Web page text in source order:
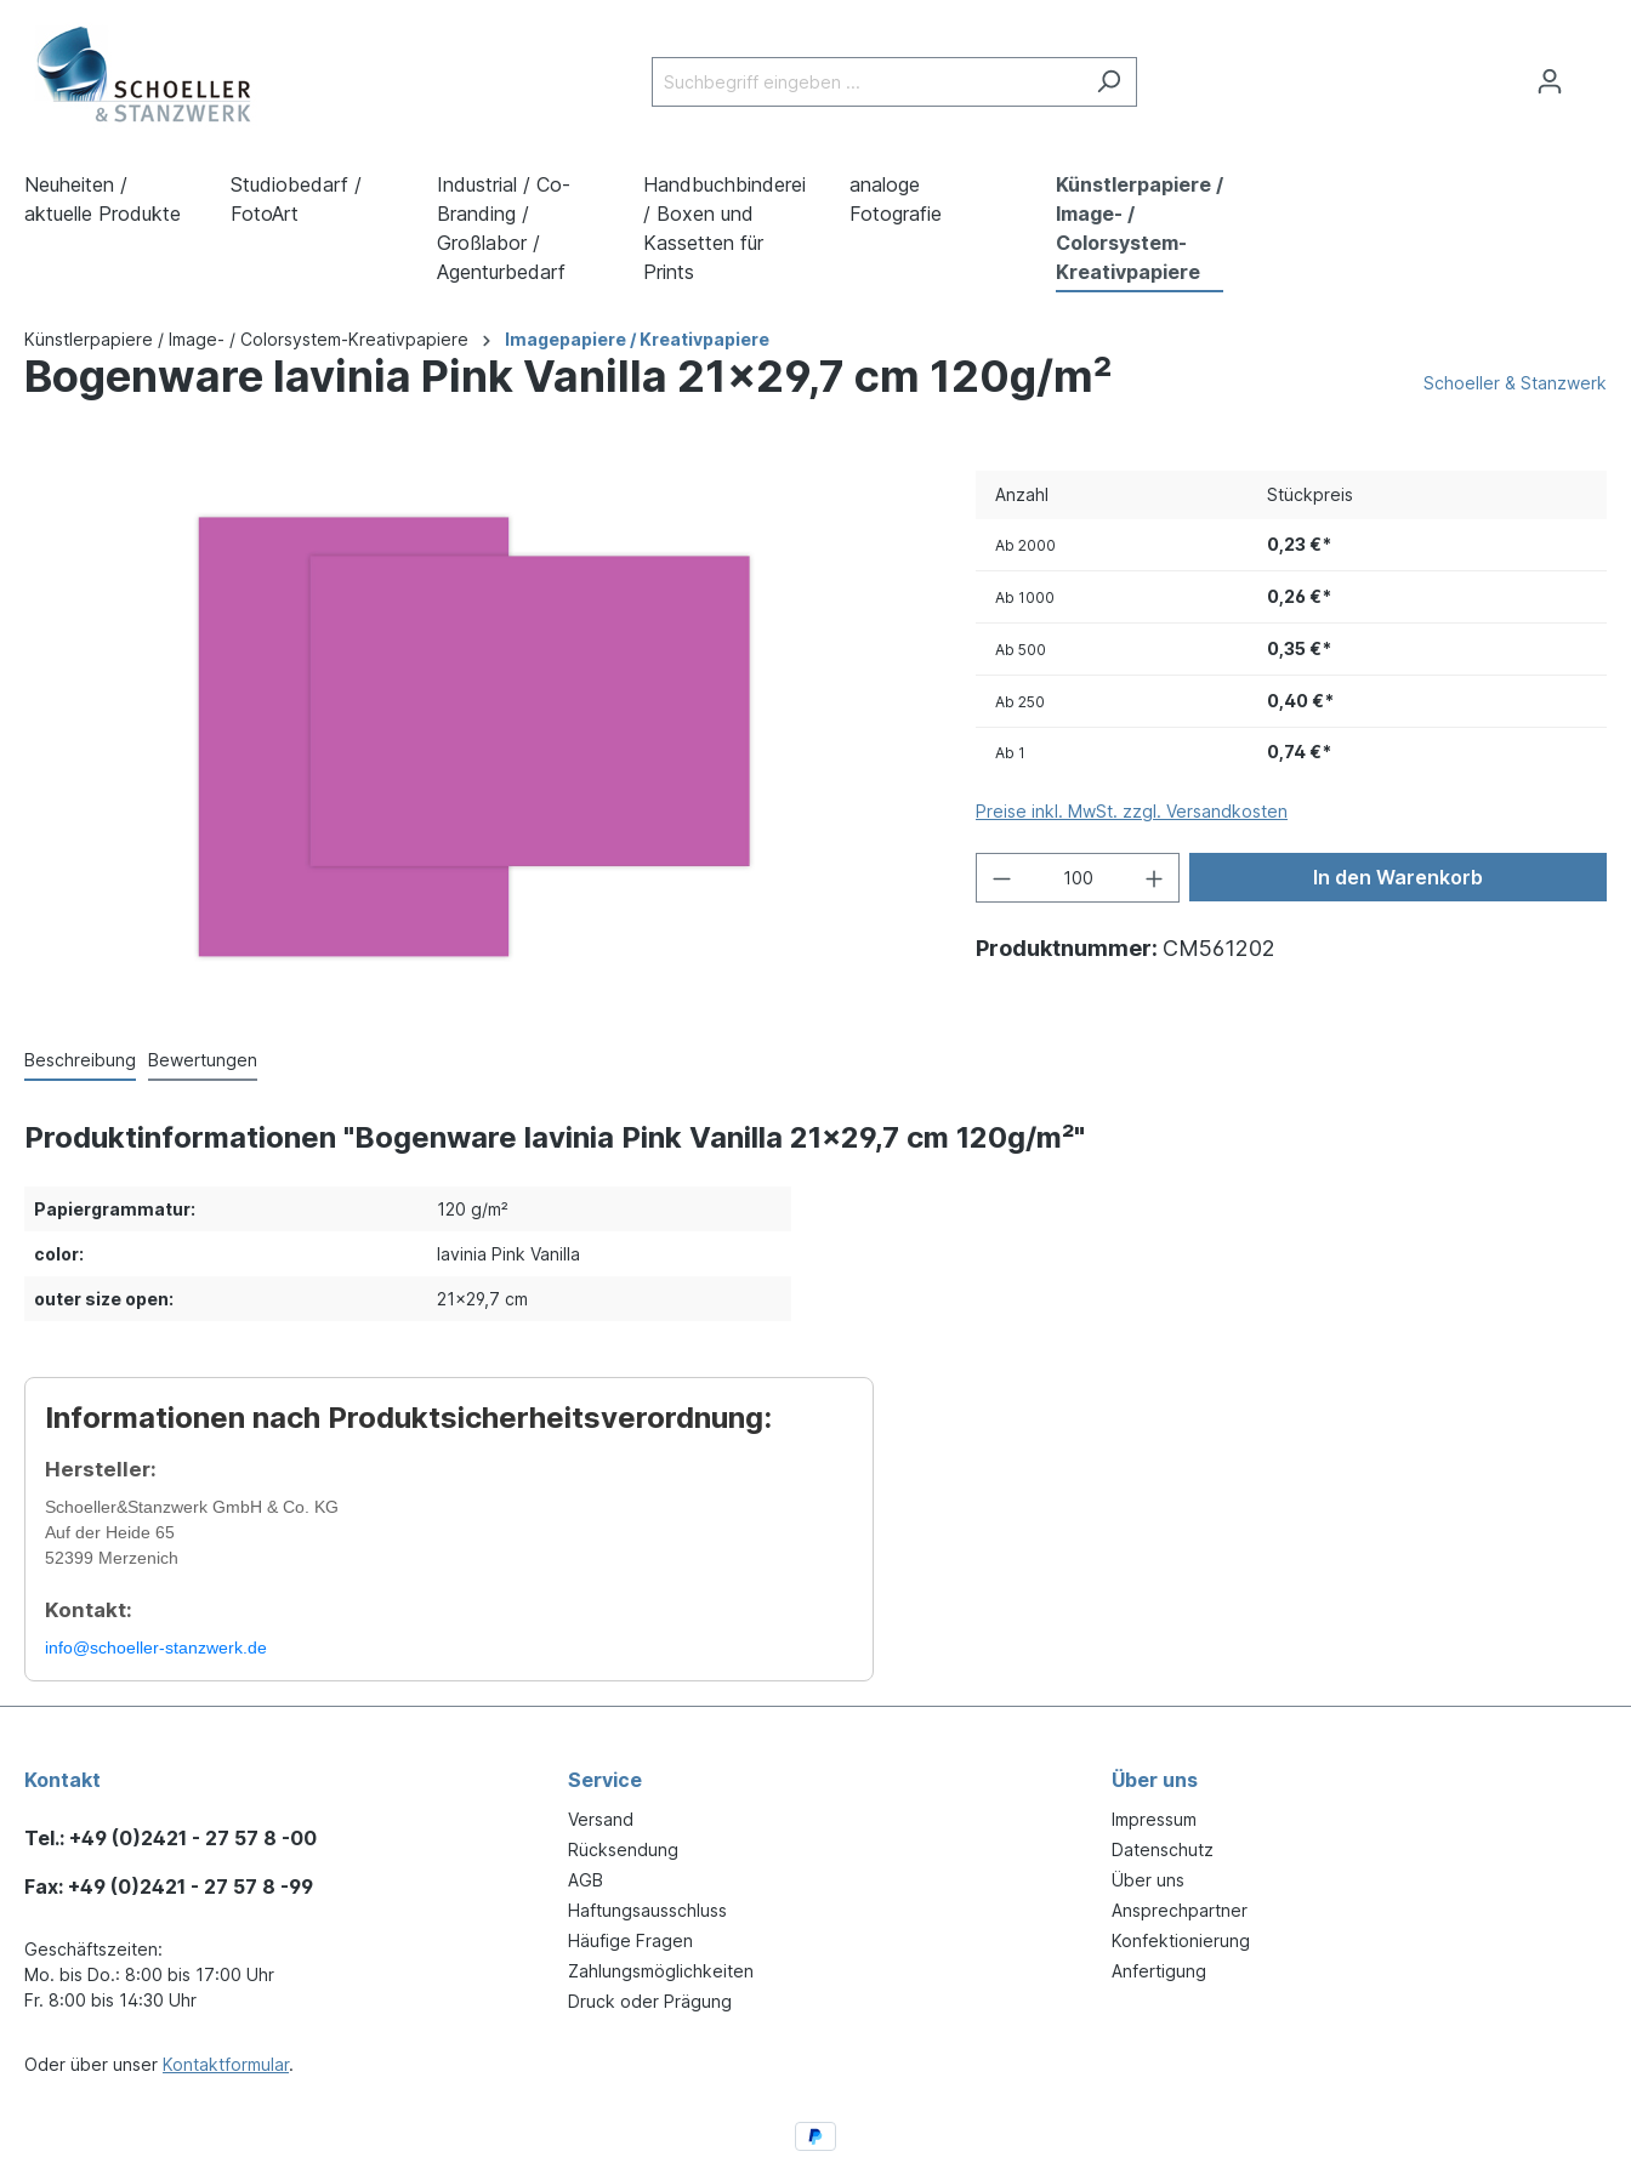
Neuheiten /
aktuelle Produkte
Studiobedarf /
FotoArt
Industrial / Co-
Branding /
Großlabor /
Agenturbedarf
Handbuchbinderei
/ Boxen und
Kassetten für
Prints
analoge
Fotografie
Künstlerpapiere /
Image- /
Colorsystem-
Kreativpapiere
Künstlerpapiere / Image- / Colorsystem-Kreativpapiere Imagepapiere / Kreativpapiere
Bogenware lavinia Pink Vanilla 21x29,7 cm 120g/m² Schoeller & Stanzwerk
Anzahl Stückpreis
Ab 1 0,74 €*
Ab 250 0,40 €*
Ab 500 0,35 €*
Ab 1000 0,26 €*
Ab 2000 0,23 €*
Preise inkl. MwSt. zzgl. Versandkosten
In den Warenkorb
Produktnummer: CM561202
Beschreibung Bewertungen
Produktinformationen "Bogenware lavinia Pink Vanilla 21x29,7 cm 120g/m²"
Papiergrammatur: 120 g/m²
color: lavinia Pink Vanilla
outer size open: 21x29,7 cm
Informationen nach Produktsicherheitsverordnung:
Hersteller:
Schoeller&Stanzwerk GmbH & Co. KG
Auf der Heide 65
52399 Merzenich
Kontakt:
info@schoeller-stanzwerk.de
Kontakt
Tel.: +49 (0)2421 - 27 57 8 -00
Fax: +49 (0)2421 - 27 57 8 -99
Geschäftszeiten:
Mo. bis Do.: 8:00 bis 17:00 Uhr
Fr. 8:00 bis 14:30 Uhr
Oder über unser Kontaktformular.
Service
Versand
Rücksendung
AGB
Haftungsausschluss
Häufige Fragen
Zahlungsmöglichkeiten
Druck oder Prägung
Über uns
Impressum
Datenschutz
Über uns
Ansprechpartner
Konfektionierung
Anfertigung